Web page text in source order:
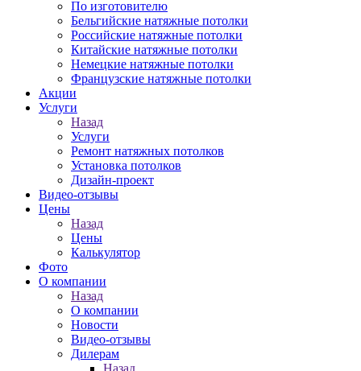
По изготовителю
Бельгийские натяжные потолки
Российские натяжные потолки
Китайские натяжные потолки
Немецкие натяжные потолки
Французские натяжные потолки
Акции
Услуги
Назад
Услуги
Ремонт натяжных потолков
Установка потолков
Дизайн-проект
Видео-отзывы
Цены
Назад
Цены
Калькулятор
Фото
О компании
Назад
О компании
Новости
Видео-отзывы
Дилерам
Назад